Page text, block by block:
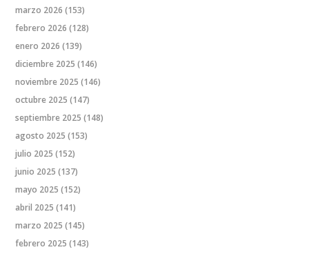
marzo 2026 (153)
febrero 2026 (128)
enero 2026 (139)
diciembre 2025 (146)
noviembre 2025 (146)
octubre 2025 (147)
septiembre 2025 (148)
agosto 2025 (153)
julio 2025 (152)
junio 2025 (137)
mayo 2025 (152)
abril 2025 (141)
marzo 2025 (145)
febrero 2025 (143)